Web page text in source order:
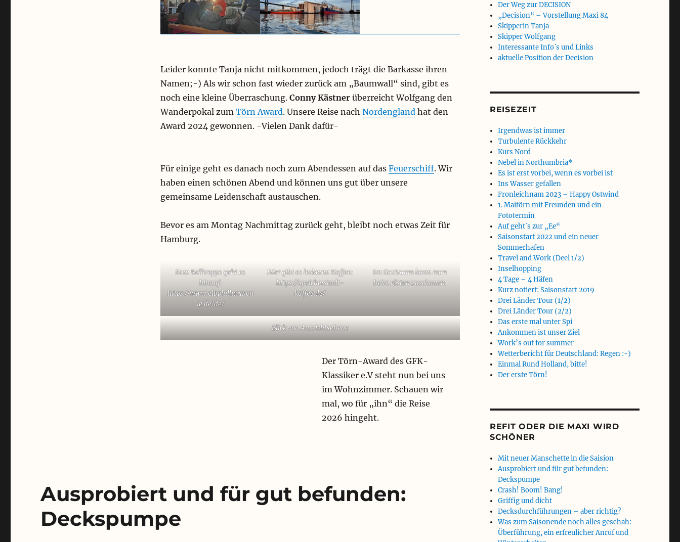
Leider konnte Tanja nicht mitkommen, jedoch trägt die Barkasse ihren
Namen;-) Als wir schon fast wieder zurück am „Baumwall“ sind, gibt es
noch eine kleine Überraschung. Conny Kästnerüberreicht Wolfgang den
Wanderpokal zum Törn Award. Unsere Reise nach Nordengland hat den
Award 2024 gewonnen. -Vielen Dank dafür-
Für einige geht es danach noch zum Abendessen auf das Feuerschiff. Wir
haben einen schönen Abend und können uns gut über unsere
gemeinsame Leidenschaft austauschen.
Bevor es am Montag Nachmittag zurück geht, bleibt noch etwas Zeit für
Hamburg.
80m Rolltreppe geht es
hinauf:
https://www.elbphilharmon
ie.de/de/
Hier gibt es leckeren Kaffee:
https://speicherstadt-
kaffee.de/
Im Gastraum kann man
beim rösten zuschauen.
Blick von Aussichtsebene
Der Törn-Award des GFK-
Klassiker e.V steht nun bei uns
im Wohnzimmer. Schauen wir
mal, wo für „ihn“ die Reise
2026 hingeht.
Ausprobiert und für gut befunden:
Deckspumpe
Der Weg zur DECISION
„Decision“ – Vorstellung Maxi 84
Skipperin Tanja
Skipper Wolfgang
Interessante Info´s und Links
aktuelle Position der Decision
REISEZEIT
Irgendwas ist immer
Turbulente Rückkehr
Kurs Nord
Nebel in Northumbria*
Es ist erst vorbei, wenn es vorbei ist
Ins Wasser gefallen
Fronleichnam 2023 – Happy Ostwind
1. Maitörn mit Freunden und ein
Fototermin
Auf geht´s zur „Ee“
Saisonstart 2022 und ein neuer
Sommerhafen
Travel and Work (Deel 1/2)
Inselhopping
4 Tage – 4 Häfen
Kurz notiert: Saisonstart 2019
Drei Länder Tour (1/2)
Drei Länder Tour (2/2)
Das erste mal unter Spi
Ankommen ist unser Ziel
Work’s out for summer
Wetterbericht für Deutschland: Regen :-)
Einmal Rund Holland, bitte!
Der erste Törn!
REFIT ODER DIE MAXI WIRD
SCHÖNER
Mit neuer Manschette in die Saision
Ausprobiert und für gut befunden:
Deckspumpe
Crash! Boom! Bang!
Griffig und dicht
Decksdurchführungen – aber richtig?
Was zum Saisonende noch alles geschah:
Überführung, ein erfreulicher Anruf und